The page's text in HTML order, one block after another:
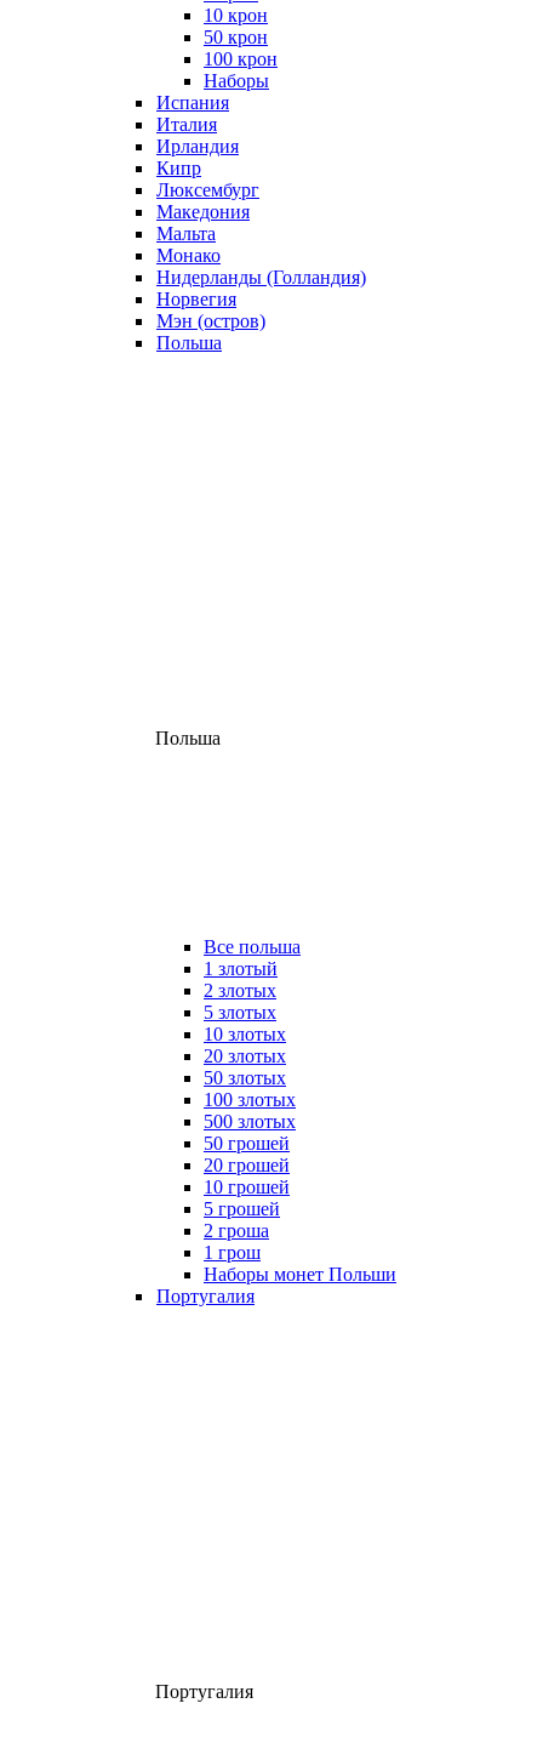
10 крон
50 крон
100 крон
Наборы
Испания
Италия
Ирландия
Кипр
Люксембург
Македония
Мальта
Монако
Нидерланды (Голландия)
Норвегия
Мэн (остров)
Польша
Польша
Все польша
1 злотый
2 злотых
5 злотых
10 злотых
20 злотых
50 злотых
100 злотых
500 злотых
50 грошей
20 грошей
10 грошей
5 грошей
2 гроша
1 грош
Наборы монет Польши
Португалия
Португалия